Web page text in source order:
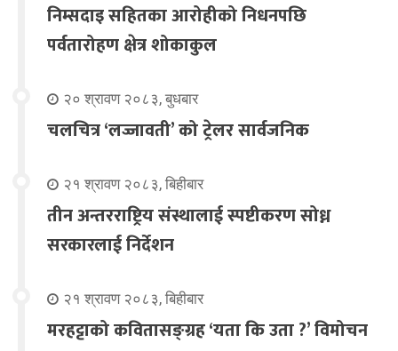
निम्सदाइ सहितका आरोहीको निधनपछि
पर्वतारोहण क्षेत्र शोकाकुल
२० श्रावण २०८३, बुधबार
चलचित्र ‘लज्जावती’ को ट्रेलर सार्वजनिक
२१ श्रावण २०८३, बिहीबार
तीन अन्तरराष्ट्रिय संस्थालाई स्पष्टीकरण सोध्न
सरकारलाई निर्देशन
२१ श्रावण २०८३, बिहीबार
मरहट्टाको कवितासङ्ग्रह ‘यता कि उता ?’ विमोचन